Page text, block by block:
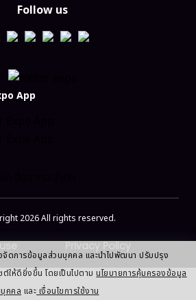
จัดการข้อมูลส่วนบุคคล และนำไปพัฒนา ปรับปรุง
ต์ให้ดียิ่งขึ้น โดยเป็นไปตามนโยบายการคุ้มครองข้อมูล
คคล และ เงื่อนไขการใช้งาน
Follow us
App
2026 All rights reserved.
Privacy Policy